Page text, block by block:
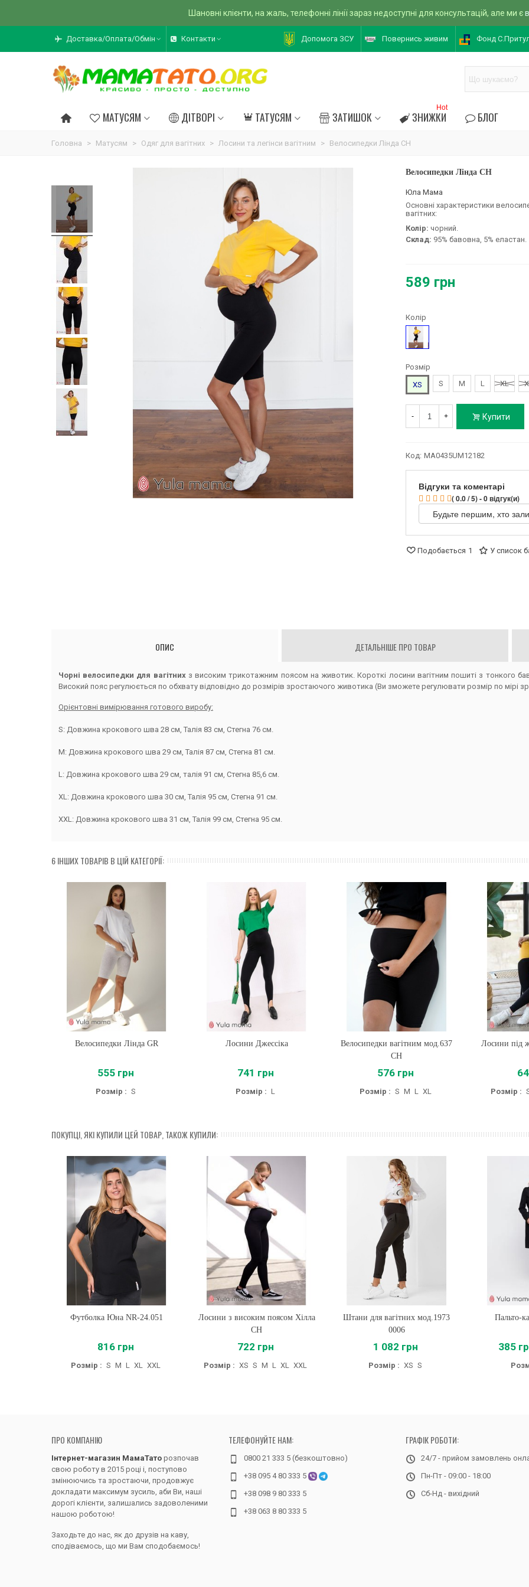
Шановні клієнти, на жаль, телефонні лінії зараз недоступні для консультацій, але ми є
Доставка/Оплата/Обмін Контакти Допомога ЗСУ Повернись живим Фонд
МАТУСЯМ ДІТВОРІ ТАТУСЯМ ЗАТИШОК ЗНИЖКИ
Hot
БЛОГ
Головна > Матусям > Одяг для вагітних > Лосини та легінси вагітним > Велосипедки Лінда CH
Велосипедки Лінда CH
Юла Мама
Основні характеристики
вагітних:
Колір: чорний.
Склад: 95% бавовна, 5% еластан.
589 грн
Колір
Чорний
Розмір
XS
S M L XL
- + Купити
Код: MA0435UM12182
Відгуки та коментарі
( 0.0 / 5) - 0 відгук(и)
Будьте першим, хто
Подобається 1 У список
ОПИС ДЕТАЛЬНІШЕ ПРО ТОВАР
Чорні велосипедки для вагітнихз високим трикотажним поясом на животик. Короткі лосини вагітним пошиті з тонкого
Високий пояс регулюється по обхвату відповідно до розмірів зростаючого животика (Ви зможете регулювати розмір по мірі
Орієнтовні вимірювання готового виробу:
S: Довжина крокового шва 28 см, Талія 83 см, Стегна 76 см.
M: Довжина крокового шва 29 см, Талія 87 см, Стегна 81 см.
L: Довжина крокового шва 29 см, талія 91 см, Стегна 85,6 см.
XL: Довжина крокового шва 30 см, Талія 95 см, Стегна 91 см.
XXL: Довжина крокового шва 31 см, Талія 99 см, Стегна 95 см.
6 ІНШИХ ТОВАРІВ В ЦІЙ КАТЕГОРІЇ:
Купити
Велосипедки Лінда GR
555 грн
Розмір : S
Купити
Лосини Джессіка
741 грн
Розмір : L
Купити
Велосипедки вагітним мод.637
CH
576 грн
Розмір : S M L XL
Лосини під
Розмір :
ПОКУПЦІ, ЯКІ КУПИЛИ ЦЕЙ ТОВАР, ТАКОЖ КУПИЛИ:
Купити
Футболка Юна NR-24.051
816 грн
Розмір : S M L XL XXL
Купити
Лосини з високим поясом Хілла
CH
722 грн
Розмір : XS S M L XL XXL
Купити
Штани для вагітних мод.1973
0006
1 082 грн
Розмір : XS S
Пальто-
385
ПРО КОМПАНІЮ
Інтернет-магазин МамаТато розпочав
свою роботу в 2015 році і, поступово
змінюючись та зростаючи, продовжує
докладати максимум зусиль, аби Ви, наші
дорогі клієнти, залишались задоволеними
нашою роботою!
Заходьте до нас, як до друзів на каву,
сподіваємось, що ми Вам сподобаємось!
ТЕЛЕФОНУЙТЕ НАМ:
0800 21 333 5 (безкоштовно)
+38 095 4 80 333 5
+38 098 9 80 333 5
+38 063 8 80 333 5
ГРАФІК РОБОТИ:
24/7 - прийом замовлень
Пн-Пт - 09:00 - 18:00
Сб-Нд - вихідний